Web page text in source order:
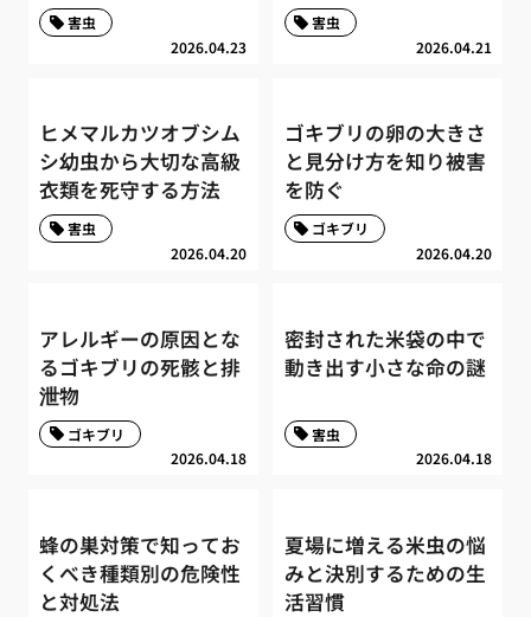
2026.04.23
害虫
2026.04.21
害虫
ヒメマルカツオブシム
シ幼虫から大切な高級
衣類を死守する方法
2026.04.20
害虫
ゴキブリの卵の大きさ
と見分け方を知り被害
を防ぐ
2026.04.20
ゴキブリ
アレルギーの原因とな
るゴキブリの死骸と排
泄物
2026.04.18
ゴキブリ
密封された米袋の中で
動き出す小さな命の謎
2026.04.18
害虫
蜂の巣対策で知ってお
くべき種類別の危険性
と対処法
夏場に増える米虫の悩
みと決別するための生
活習慣